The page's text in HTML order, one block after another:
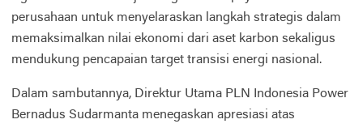
perusahaan untuk menyelaraskan langkah strategis dalam
memaksimalkan nilai ekonomi dari aset karbon sekaligus
mendukung pencapaian target transisi energi nasional.
Dalam sambutannya, Direktur Utama PLN Indonesia Power
Bernadus Sudarmanta menegaskan apresiasi atas